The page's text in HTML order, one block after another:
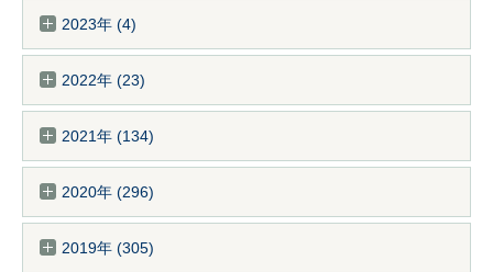
2023年 (4)
2022年 (23)
2021年 (134)
2020年 (296)
2019年 (305)